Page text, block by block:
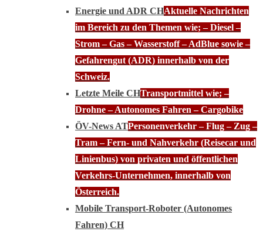
Energie und ADR CHAktuelle Nachrichten
im Bereich zu den Themen wie; – Diesel –
Strom – Gas – Wasserstoff – AdBlue sowie –
Gefahrengut (ADR) innerhalb von der
Schweiz.
Letzte Meile CHTransportmittel wie; –
Drohne – Autonomes Fahren – Cargobike
ÖV-News ATPersonenverkehr – Flug – Zug –
Tram – Fern- und Nahverkehr (Reisecar und
Linienbus) von privaten und öffentlichen
Verkehrs-Unternehmen, innerhalb von
Österreich.
Mobile Transport-Roboter (Autonomes
Fahren) CH